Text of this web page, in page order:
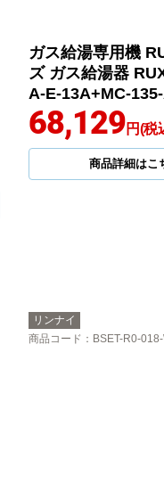
ガス給湯専用機
ズ ガス給湯器
A-E-13A+MC-
68,129円(税
商品詳細はこ
リンナイ
商品コード ：BSET-R0-